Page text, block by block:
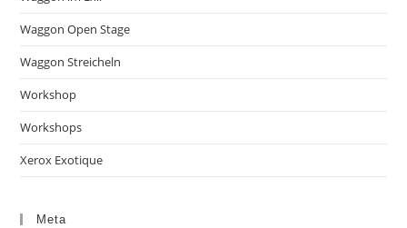
Waggon Open Stage
Waggon Streicheln
Workshop
Workshops
Xerox Exotique
Meta